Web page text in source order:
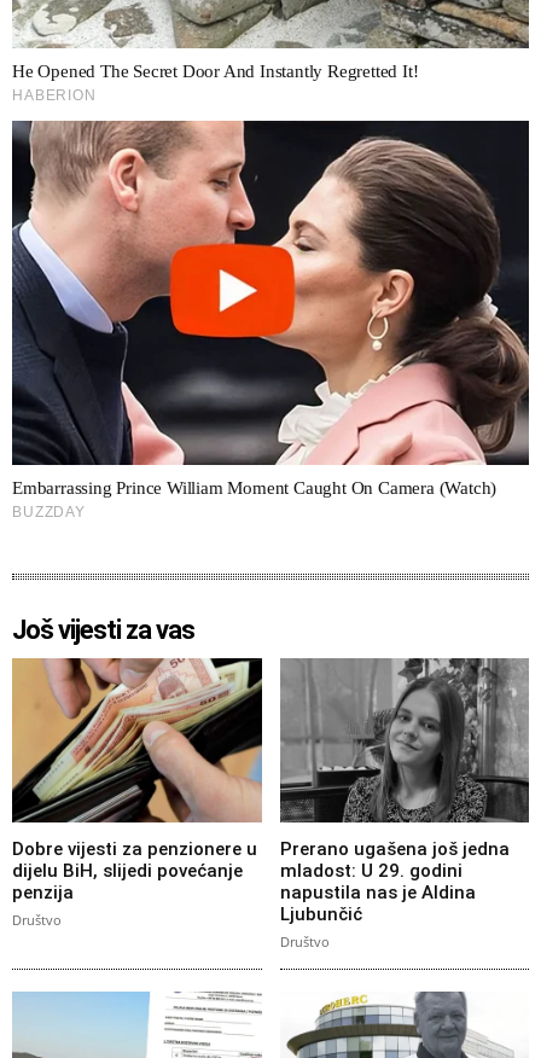
Još vijesti za vas
Dobre vijesti za penzionere u
dijelu BiH, slijedi povećanje
penzija
Društvo
Prerano ugašena još jedna
mladost: U 29. godini
napustila nas je Aldina
Ljubunčić
Društvo